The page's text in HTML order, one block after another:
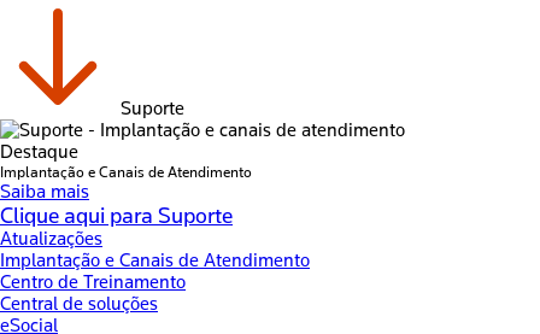
Suporte
Destaque
Implantação e Canais de Atendimento
Saiba mais
Clique aqui para Suporte
Atualizações
Implantação e Canais de Atendimento
Centro de Treinamento
Central de soluções
eSocial